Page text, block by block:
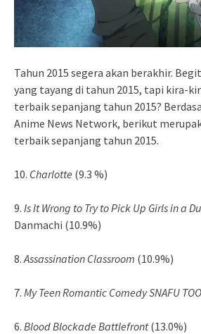
Tahun 2015 segera akan berakhir.
yang tayang di tahun 2015, tapi kira-
terbaik sepanjang tahun 2015?
Anime News Network, berikut
terbaik sepanjang tahun 2015.
10. Charlotte (9.3 %)
9. Is It Wrong to Try to Pick Up Girls in a
Danmachi (10.9%)
8. Assassination Classroom (10.9%)
7. My Teen Romantic Comedy SNAFU
6. Blood Blockade Battlefront(13.0%)